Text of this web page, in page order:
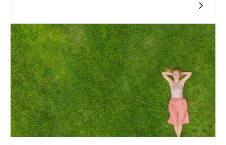
także przynosi wiele korzyści osobistych, takich jak satysfakcja
życia. Życie w duchu zero waste podczas eko wypoczynku
wymaga planowania oraz pewnych zmian w codziennych
nawykach, ale jest to jak najbardziej osiągalne. Istnieje wiele
praktycznych kroków, które można podjąć, aby cieszyć się
relaksem, jednocześnie dbając o naszą planetę.